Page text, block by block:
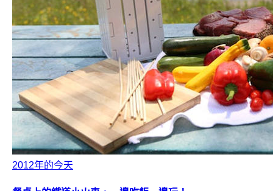
2012年的今天